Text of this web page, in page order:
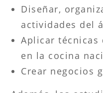
Diseñar,
actividades del
Aplicar técnicas
en la cocina
Crear negocios